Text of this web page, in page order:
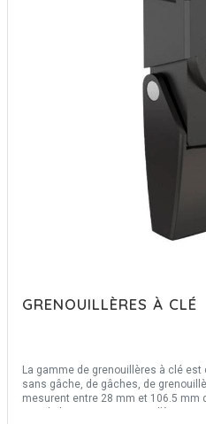
GRENOUILLÈRES À CLÉ
La gamme de grenouillères à clé
sans gâche, de gâches, de
mesurent entre 28 mm et 106.5 mm